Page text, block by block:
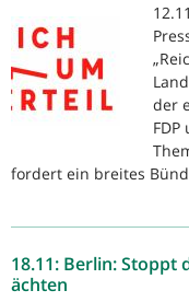
der
fordert ein breites
18.11: Berlin: Stoppt
ächten